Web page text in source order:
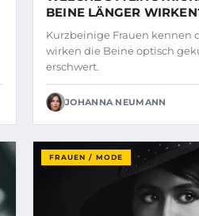
BEINE LÄNGER
Kurzbeinige Frauen kennen
wirken die Beine optisch
erschwert.
JOHANNA NEUMANN
FRAUEN / MODE